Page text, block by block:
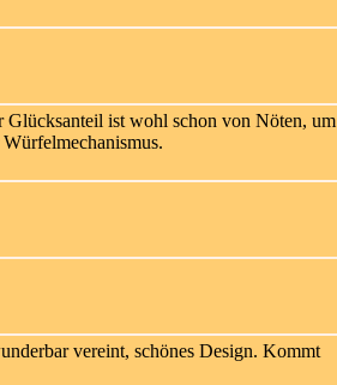
Glücksanteil ist wohl schon von Nöten, um
vereint, schönes Design. Kommt